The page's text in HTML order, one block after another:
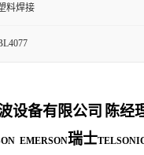
料焊接
设备有限公司 陈经
EMERSON瑞士